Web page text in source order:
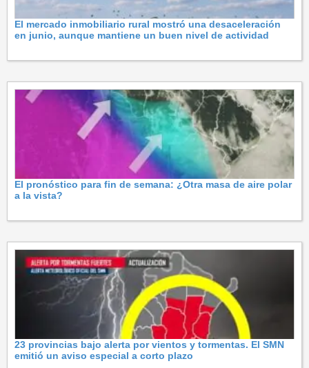
El mercado inmobiliario rural mostró una desaceleración
en junio, aunque mantiene un buen nivel de actividad
El pronóstico para fin de semana: ¿Otra masa de aire polar
a la vista?
23 provincias bajo alerta por vientos y tormentas. El SMN
emitió un aviso especial a corto plazo